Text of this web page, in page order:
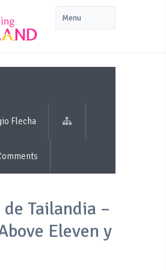
Flecha
de Tailandia –
Eleven y